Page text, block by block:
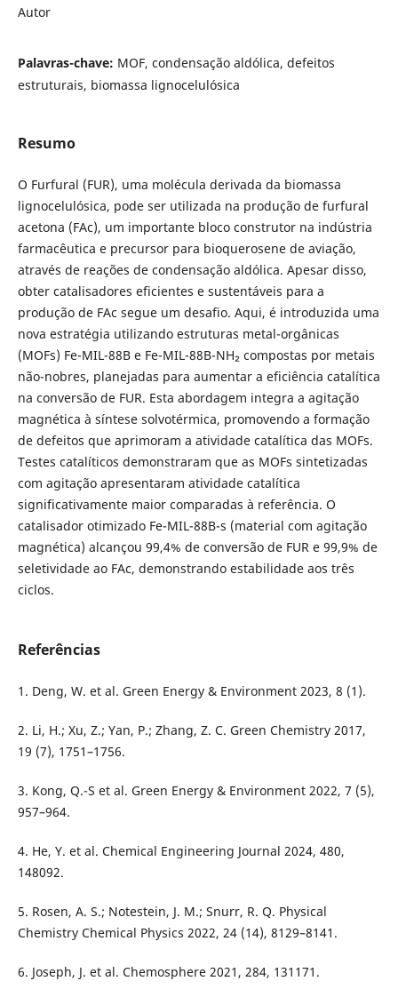
Autor
Palavras-chave: MOF, condensação aldólica, defeitos
estruturais, biomassa lignocelulósica
Resumo
O Furfural (FUR), uma molécula derivada da biomassa
lignocelulósica, pode ser utilizada na produção de furfural
acetona (FAc), um importante bloco construtor na indústria
farmacêutica e precursor para bioquerosene de aviação,
através de reações de condensação aldólica. Apesar disso,
obter catalisadores eficientes e sustentáveis para a
produção de FAc segue um desafio. Aqui, é introduzida uma
nova estratégia utilizando estruturas metal-orgânicas
(MOFs) Fe-MIL-88B e Fe-MIL-88B-NH₂ compostas por metais
não-nobres, planejadas para aumentar a eficiência catalítica
na conversão de FUR. Esta abordagem integra a agitação
magnética à síntese solvotérmica, promovendo a formação
de defeitos que aprimoram a atividade catalítica das MOFs.
Testes catalíticos demonstraram que as MOFs sintetizadas
com agitação apresentaram atividade catalítica
significativamente maior comparadas à referência. O
catalisador otimizado Fe-MIL-88B-s (material com agitação
magnética) alcançou 99,4% de conversão de FUR e 99,9% de
seletividade ao FAc, demonstrando estabilidade aos três
ciclos.
Referências
1. Deng, W. et al. Green Energy & Environment 2023, 8 (1).
2. Li, H.; Xu, Z.; Yan, P.; Zhang, Z. C. Green Chemistry 2017,
19 (7), 1751–1756.
3. Kong, Q.-S et al. Green Energy & Environment 2022, 7 (5),
957–964.
4. He, Y. et al. Chemical Engineering Journal 2024, 480,
148092.
5. Rosen, A. S.; Notestein, J. M.; Snurr, R. Q. Physical
Chemistry Chemical Physics 2022, 24 (14), 8129–8141.
6. Joseph, J. et al. Chemosphere 2021, 284, 131171.